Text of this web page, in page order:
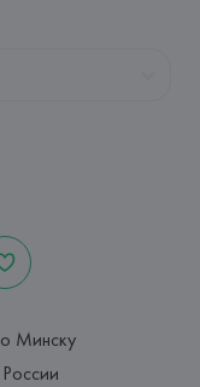
Минску